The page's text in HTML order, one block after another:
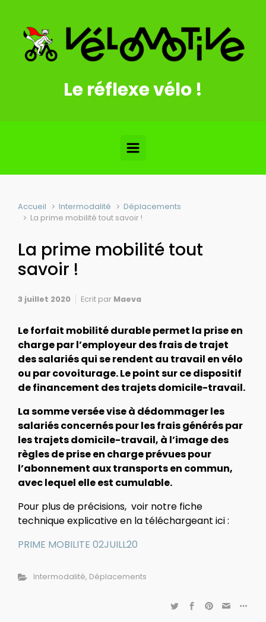
Le réflexe vélo !
Accueil Intermodalité
Déplacements
La prime mobilité tout savoir !
La prime mobilité tout
savoir !
3 juillet 2020 Ecrit par Maeva
Le forfait mobilité durable permet la prise en
charge par l’employeur des frais de trajet
des salariés qui se rendent au travail en vélo
ou par covoiturage. Le point sur ce dispositif
de financement des trajets domicile-travail.
La somme versée vise à dédommager les
salariés concernés pour les frais générés par
les trajets domicile-travail, à l’image des
règles de prise en charge prévues pour
l’abonnement aux transports en commun,
avec lequel elle est cumulable.
Pour plus de précisions, voir notre fiche
technique explicative en la téléchargeant ici :
PRIME MOBILITE 02JUILL20
Intermodalité, Déplacements